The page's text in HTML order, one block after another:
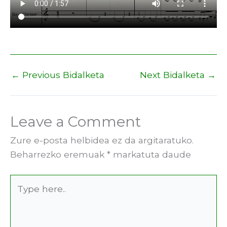
← Previous Bidalketa Next Bidalketa →
Leave a Comment
Zure e-posta helbidea ez da argitaratuko.
Beharrezko eremuak * markatuta daude
here..